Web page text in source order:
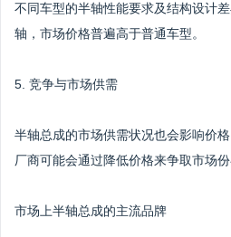
不同车型的半轴性能要求及结构设计
轴，市场价格普遍高于普通车型。
5. 竞争与市场供需
半轴总成的市场供需状况也会影响价
厂商可能会通过降低价格来争取市场份
市场上半轴总成的主流品牌